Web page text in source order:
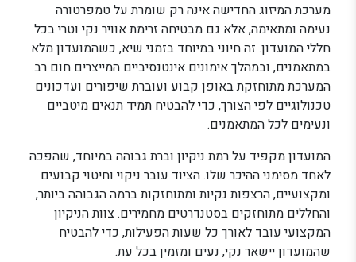
מערכת המיזוג החדישה אינה רק שומרת על טמפרטורה
נעימה ומתאימה, אלא גם מבטיחה זרימת אוויר נקי וטרי בכל
חללי המועדון. זה חיוני במיוחד בזמני שיא, כשהמועדון מלא
במתאמנים, ובמהלך אימונים אינטנסיביים המייצרים חום רב.
המערכת מתוחזקת באופן קבוע ועוברת שיפורים ועדכונים
טכנולוגיים לפי הצורך, כדי להבטיח תמיד תנאים מיטביים
ונעימים לכל המתאמנים.
המועדון מקפיד על רמת ניקיון וברת גבוהה במיוחד, שהפכה
לאחד מסימני ההיכר שלו. הציוד עובר ניקוי וחיטוי קבועים
ומקצועיים, הרצפות נקיות ומתוחזקות ברמה הגבוהה ביותר,
והחללים מתוחזקים בסטנדרטים מחמירים. צוות הניקיון
המקצועי עובד לאורך כל שעות הפעילות, כדי להבטיח
שהמועדון יישאר נקי, נעים ומזמין בכל עת.